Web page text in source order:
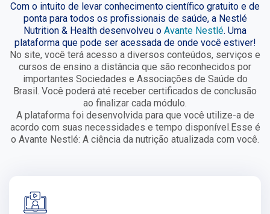
Com o intuito de levar conhecimento científico gratuito e de
ponta para todos os profissionais de saúde, a Nestlé
Nutrition & Health desenvolveu o Avante Nestlé. Uma
plataforma que pode ser acessada de onde você estiver!
No site, você terá acesso a diversos conteúdos, serviços e
cursos de ensino a distância que são reconhecidos por
importantes Sociedades e Associações de Saúde do
Brasil. Você poderá até receber certificados de conclusão
ao finalizar cada módulo.
A plataforma foi desenvolvida para que você utilize-a de
acordo com suas necessidades e tempo disponível.Esse é
o Avante Nestlé: A ciência da nutrição atualizada com você.